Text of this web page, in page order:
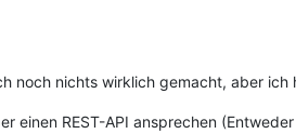
noch nichts wirklich gemacht, aber
einen REST-API ansprechen